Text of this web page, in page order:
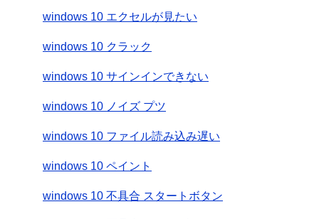
windows 10 エクセルが見たい
windows 10 クラック
windows 10 サインインできない
windows 10 ノイズ プツ
windows 10 ファイル読み込み遅い
windows 10 ペイント
windows 10 不具合 スタートボタン